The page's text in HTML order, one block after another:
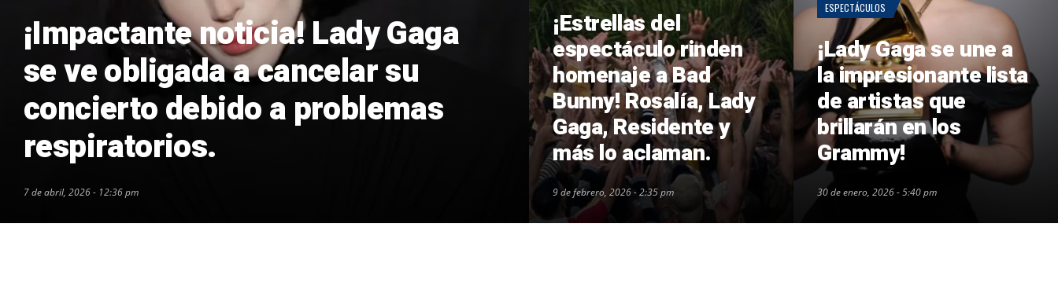
¡Impactante noticia! Lady Gaga
se ve obligada a cancelar su
concierto debido a problemas
respiratorios.
7 de abril, 2026 - 12:36 pm
¡Estrellas del
espectáculo rinden
homenaje a Bad
Bunny! Rosalía, Lady
Gaga, Residente y
más lo aclaman.
9 de febrero, 2026 - 2:35 pm
ESPECTÁCULOS
¡Lady Gaga se une a
la impresionante lista
de artistas que
brillarán en los
Grammy!
30 de enero, 2026 - 5:40 pm